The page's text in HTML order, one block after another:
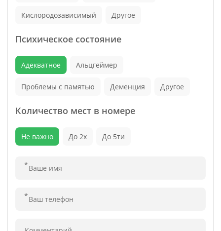
Кислородозависимый Другое
Психическое состояние
Адекватное Альцгеймер
Проблемы с памятью Деменция Другое
Количество мест в номере
Не важно До 2х До 5ти